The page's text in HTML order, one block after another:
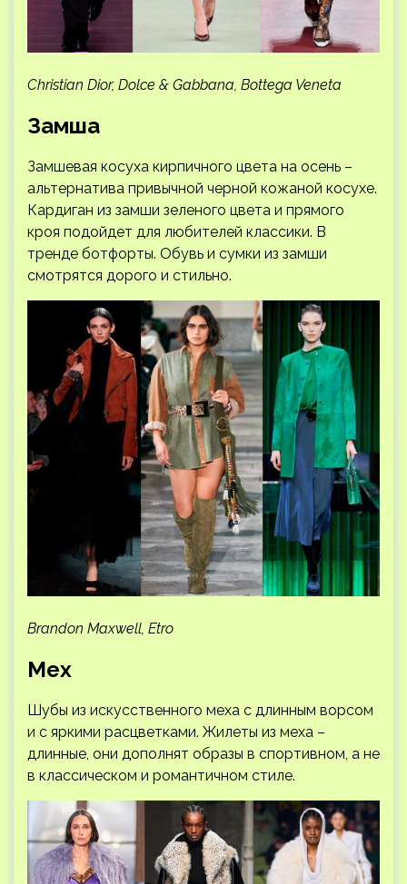
Christian Dior, Dolce & Gabbana, Bottega Veneta
Замша
Замшевая косуха кирпичного цвета на осень –
альтернатива привычной черной кожаной косухе.
Кардиган из замши зеленого цвета и прямого
кроя подойдет для любителей классики. В
тренде ботфорты. Обувь и сумки из замши
смотрятся дорого и стильно.
Brandon Maxwell, Etro
Мех
Шубы из искусственного меха с длинным ворсом
и с яркими расцветками. Жилеты из меха –
длинные, они дополнят образы в спортивном, а не
в классическом и романтичном стиле.